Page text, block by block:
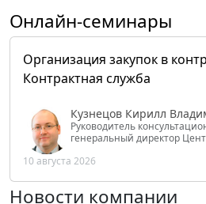
Онлайн-семинары
Организация закупок в
Контрактная служба
Кузнецов Кирилл
Руководитель
генеральный директор
РФ
10 августа 2026
Новости компании